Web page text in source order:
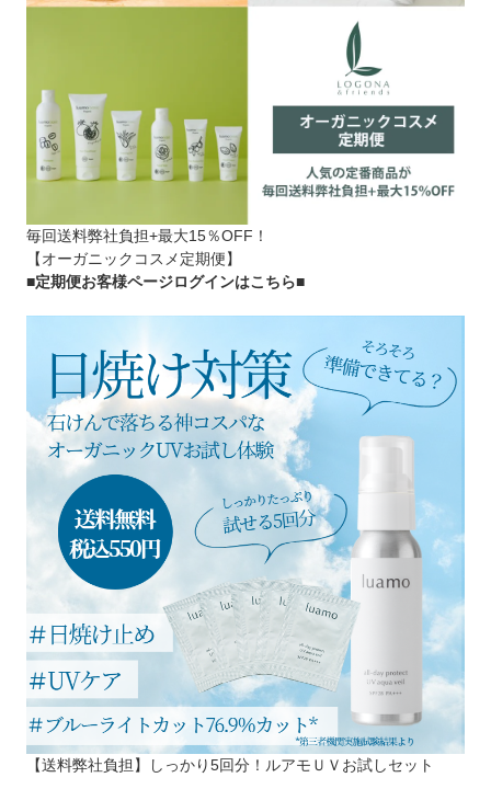
毎回送料弊社負担+最大15％OFF！
【オーガニックコスメ定期便】
■定期便お客様ページログインはこちら■
【送料弊社負担】しっかり5回分！ルアモＵＶお試しセット